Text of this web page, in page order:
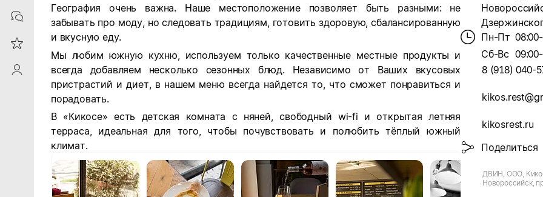
Contacts
Reviews
ProfileSaby
География очень важна. Наше местоположение позволяет быть разными: не
забывать про моду, но следовать традициям, готовить здоровую, сбалансированную
и вкусную еду.
Мы любим южную кухню, используем только качественные местные продукты и
всегда добавляем несколько сезонных блюд. Независимо от Ваших вкусовых
пристрастий и диет, в нашем меню всегда найдется то, что сможет понравиться и
порадовать.
В «Кикосе» есть детская комната с няней, свободный wi-fi и открытая летняя
терраса, идеальная для того, чтобы почувствовать и полюбить тёплый южный
климат.
Пн-Пт
Сб-Вс
8 (918) 040-
kikosrest.ru
Поделиться
ДВИН, ООО,
Новороссийск,